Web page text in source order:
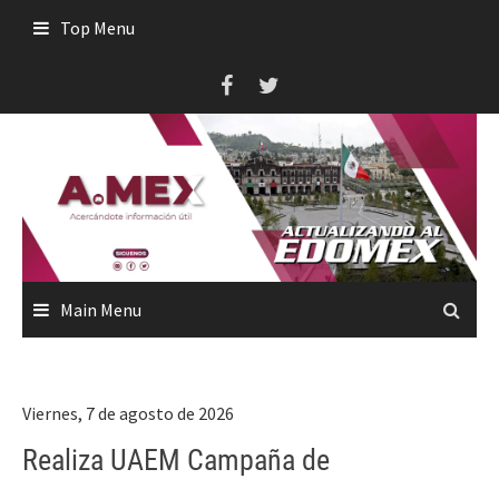
Top Menu
Main Menu
Viernes, 7 de agosto de 2026
Realiza UAEM Campaña de